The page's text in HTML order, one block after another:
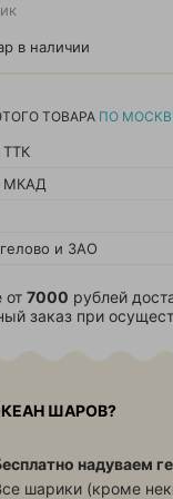
в наличии
ТОВАРА ПО
ТТК
МКАД
и ЗАО
от 7000 рублей
заказ при
ШАРОВ?
надуваем
шарики (кроме